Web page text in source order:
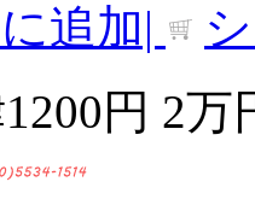
追加|
円 2